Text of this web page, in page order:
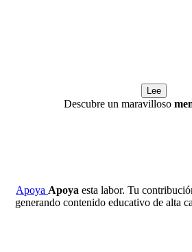
Lee
Descubre un maravilloso
Apoya Apoya esta labor. Tu
generando contenido educativo de alta